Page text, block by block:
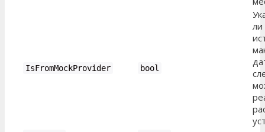
IsFromMockProvider bool
ли